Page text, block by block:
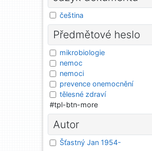
čeština
Předmětové heslo
mikrobiologie
nemoc
nemoci
prevence onemocnění
tělesné zdraví
#tpl-btn-more
Autor
Šťastný Jan 1954-